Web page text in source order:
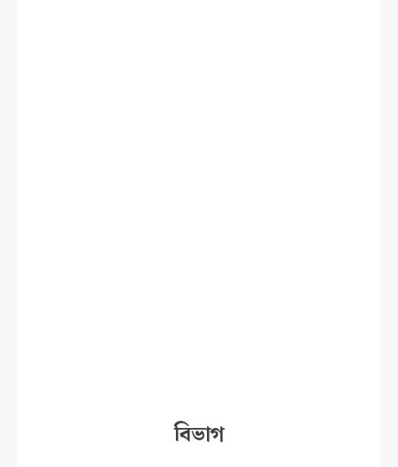
বিভাগ